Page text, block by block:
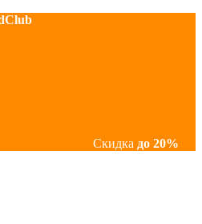
Скидка до 20%